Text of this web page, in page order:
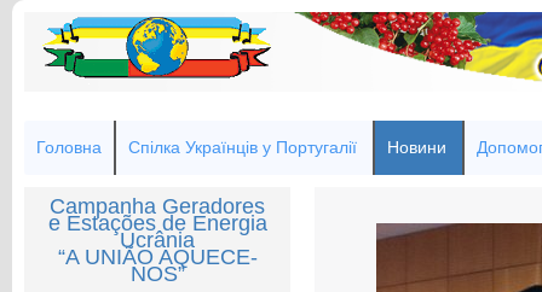
Головна Спілка Українців у Португалії Новини
Campanha Geradores
e Estações de Energia
Ucrânia
“A UNIÃO AQUECE-
NOS”